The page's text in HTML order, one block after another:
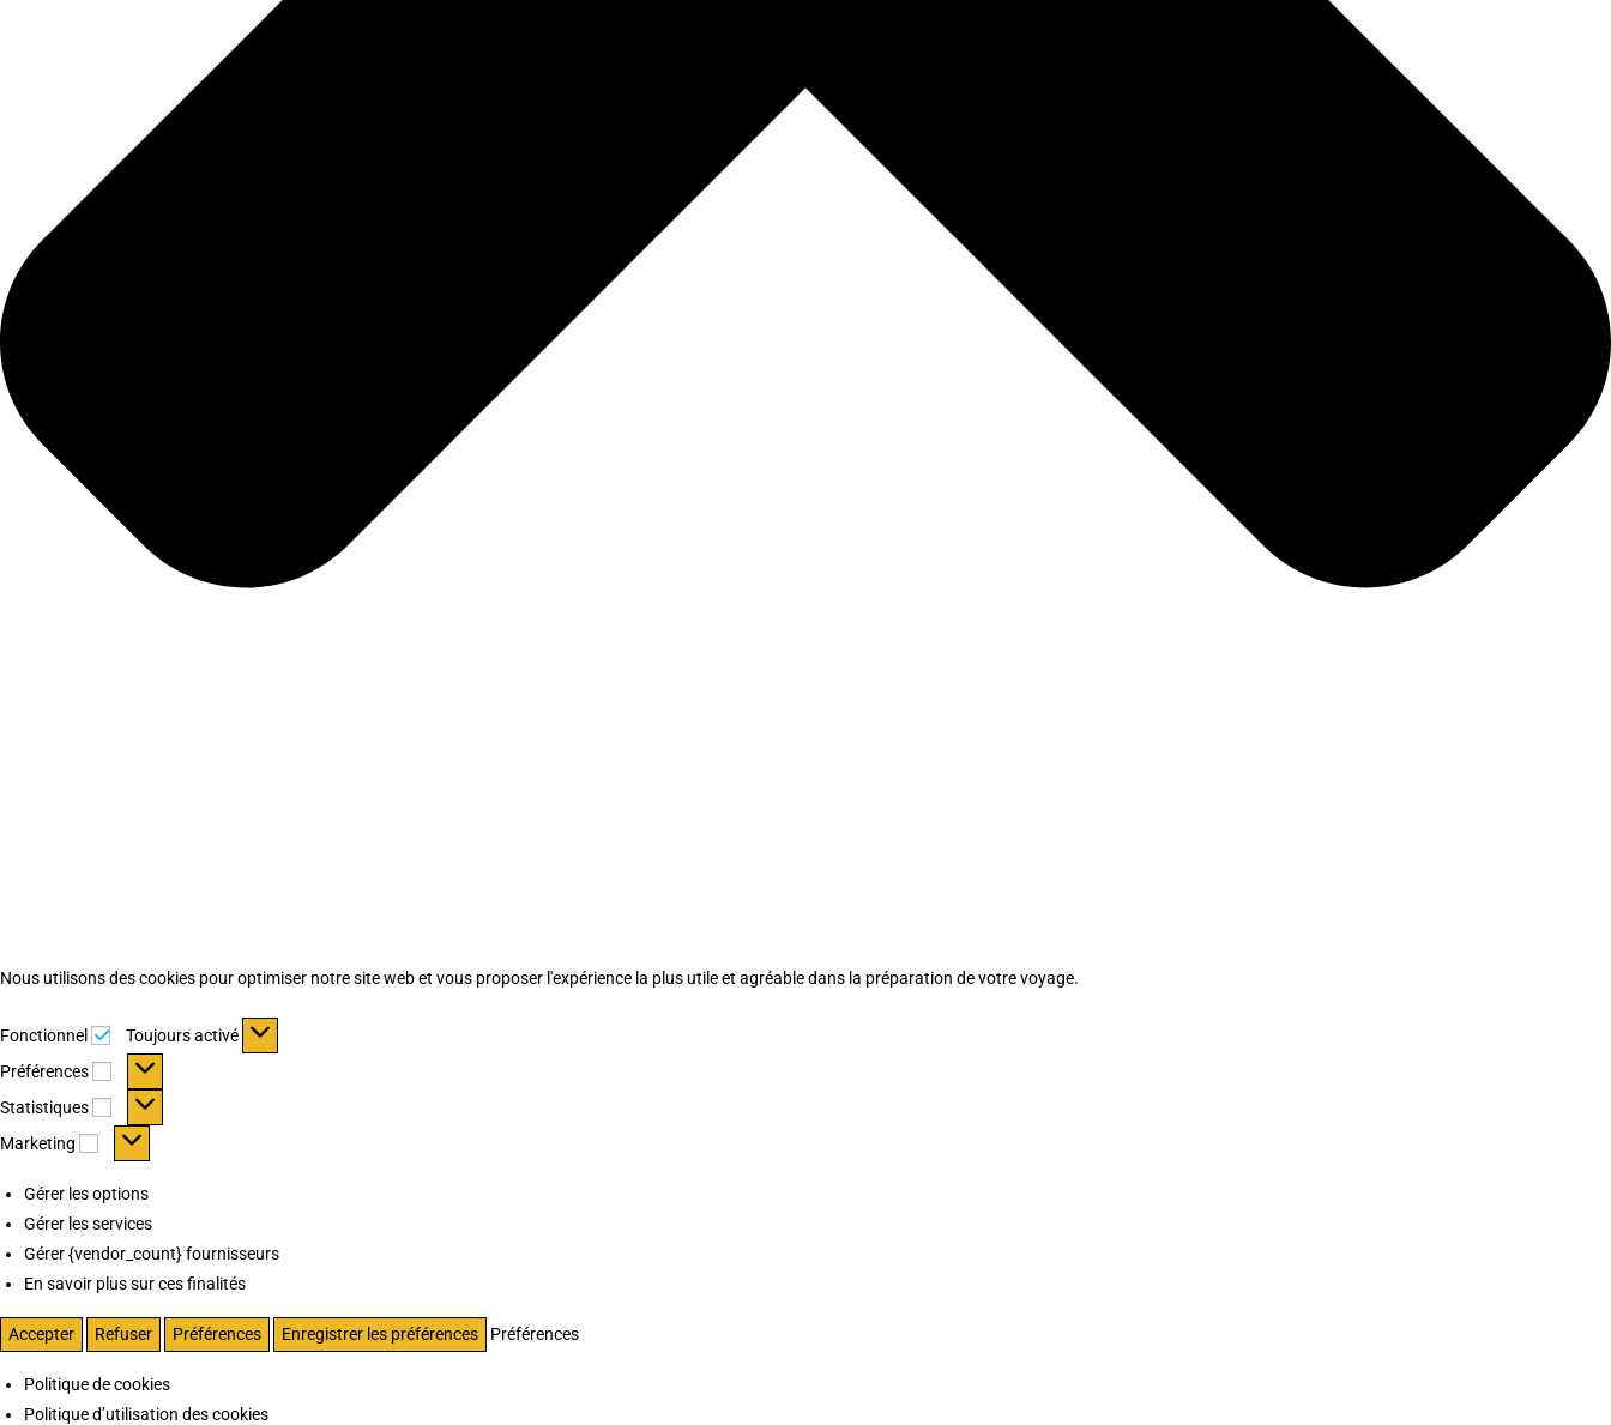
Nous utilisons des cookies pour optimiser notre site web et vous proposer l'expérience la plus utile et agréable dans la préparation de votre voyage.
Fonctionnel Fonctionnel
Toujours activé
Préférences
Préférences
Statistiques Statistiques
Marketing Marketing
Gérer les options
Gérer les services
Gérer {vendor_count} fournisseurs
En savoir plus sur ces finalités
Accepter Refuser Préférences Enregistrer les préférences Préférences
Politique de cookies
Politique d’utilisation des cookies